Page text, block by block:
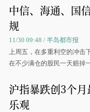
中信、海通、国
规
11/30 09:48 / 半岛都市报
上周五，在多重利空的冲击
在不少满仓的股民一天赔掉
沪指暴跌创3个
乐观